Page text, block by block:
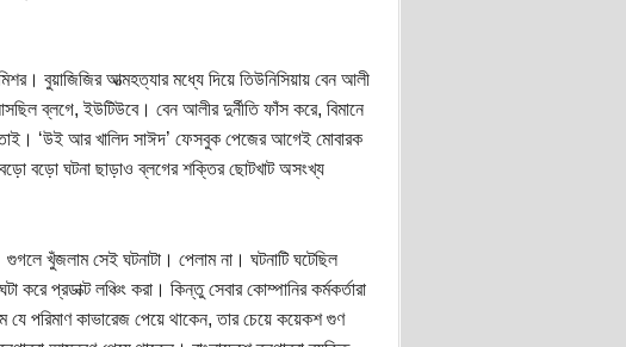
বুয়াজিজির আত্মহত্যার মধ্যে দিয়ে তিউনিসিয়ায় বেন আলী
ব্লগে, ইউটিউবে। বেন আলীর দুর্নীতি ফাঁস করে, বিমানে
তাই। ‘উই আর খালিদ সাঈদ’ ফেসবুক পেজের আগেই মোবারক
বড়ো বড়ো ঘটনা ছাড়াও ব্লগের শক্তির ছোটখাট অসংখ্য
খুঁজলাম সেই ঘটনাটা। পেলাম না। ঘটনাটি ঘটেছিল
প্রডাক্ট লঞ্চিং করা। কিন্তু সেবার কোম্পানির কর্মকর্তারা
যে পরিমাণ কাভারেজ পেয়ে থাকেন, তার চেয়ে কয়েকশ গুণ